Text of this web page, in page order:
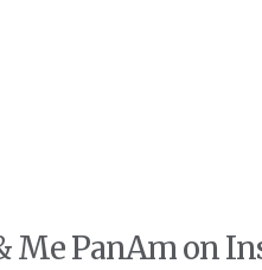
Me PanAm on